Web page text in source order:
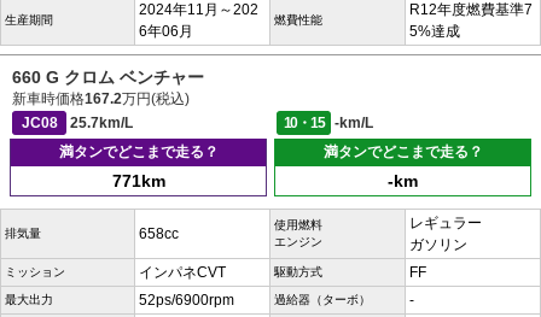
生産期間
2024年11月～202
6年06月
燃費性能
R12年度燃費基準7
5%達成
660 G クロム ベンチャー
新車時価格167.2万円(税込)
JC08
25.7km/L 10・15
-km/L
満タンでどこまで走る？
771km
満タンでどこまで走る？
-km
排気量 658cc
使用燃料
エンジン
レギュラー
ガソリン
ミッション インパネCVT 駆動方式 FF
最大出力 52ps/6900rpm 過給器（ターボ） -